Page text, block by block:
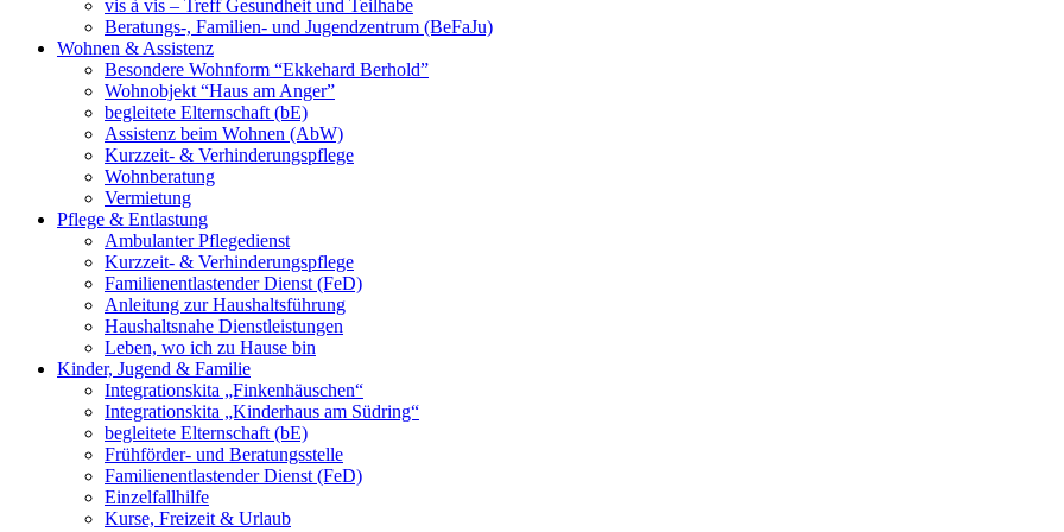
vis à vis – Treff Gesundheit und Teilhabe
Beratungs-, Familien- und Jugendzentrum (BeFaJu)
Wohnen & Assistenz
Besondere Wohnform “Ekkehard Berhold”
Wohnobjekt “Haus am Anger”
begleitete Elternschaft (bE)
Assistenz beim Wohnen (AbW)
Kurzzeit- & Verhinderungspflege
Wohnberatung
Vermietung
Pflege & Entlastung
Ambulanter Pflegedienst
Kurzzeit- & Verhinderungspflege
Familienentlastender Dienst (FeD)
Anleitung zur Haushaltsführung
Haushaltsnahe Dienstleistungen
Leben, wo ich zu Hause bin
Kinder, Jugend & Familie
Integrationskita „Finkenhäuschen“
Integrationskita „Kinderhaus am Südring“
begleitete Elternschaft (bE)
Frühförder- und Beratungsstelle
Familienentlastender Dienst (FeD)
Einzelfallhilfe
Kurse, Freizeit & Urlaub